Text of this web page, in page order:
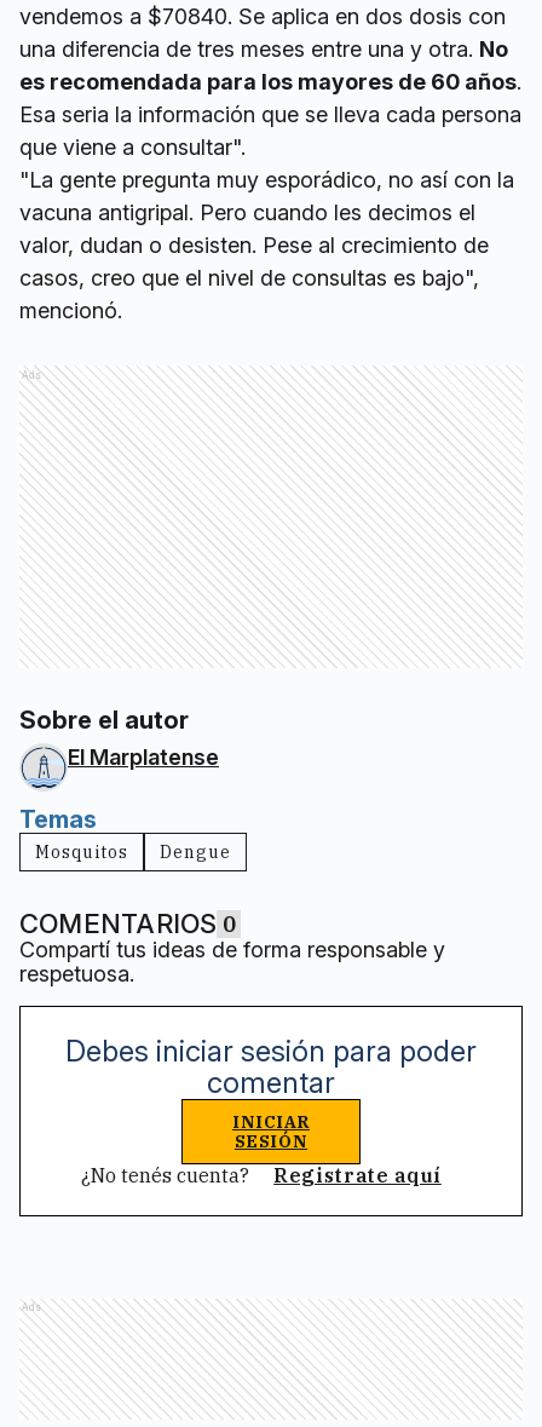
vendemos a $70840. Se aplica en dos dosis con
una diferencia de tres meses entre una y otra. No
es recomendada para los mayores de 60 años.
Esa seria la información que se lleva cada persona
que viene a consultar".
"La gente pregunta muy esporádico, no así con la
vacuna antigripal. Pero cuando les decimos el
valor, dudan o desisten. Pese al crecimiento de
casos, creo que el nivel de consultas es bajo",
mencionó.
Ads
Sobre el autor
El Marplatense
Temas
Mosquitos Dengue
COMENTARIOS 0
Compartí tus ideas de forma responsable y
respetuosa.
Debes iniciar sesión para poder
comentar
INICIAR
SESIÓN
¿No tenés cuenta? Registrate aquí
Ads